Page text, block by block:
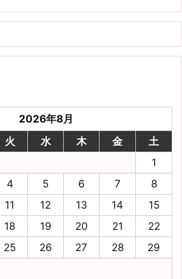
2026年8月
火 水 木 金
土
1
4 5 6 7
8
11 12 13 14
15
18 19 20 21
22
25 26 27 28
29